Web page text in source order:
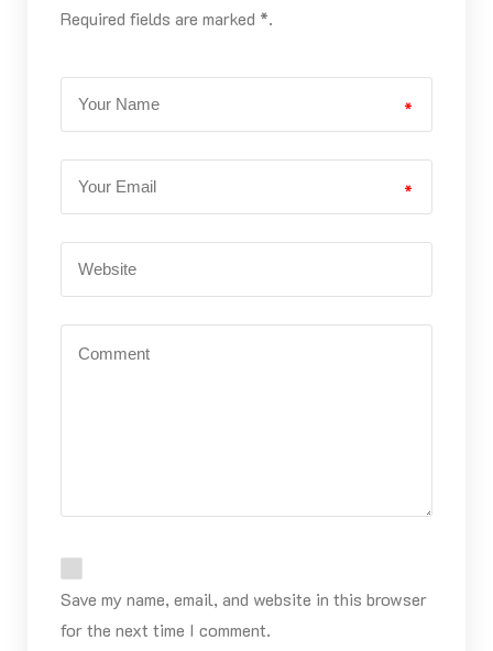
Required fields are marked *.
*
*
Save my name, email, and website in this browser
for the next time I comment.